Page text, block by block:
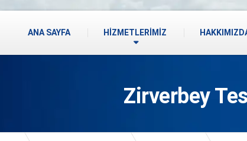
ANA SAYFA HİZMETLERİMİZ
Zirverbey